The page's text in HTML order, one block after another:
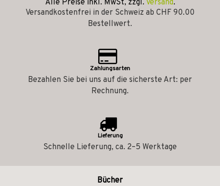
Alle Preise inkl. MwSt, zzgl. Versand.
Versandkostenfrei in der Schweiz ab CHF 90.00
Bestellwert.
Zahlungsarten
Bezahlen Sie bei uns auf die sicherste Art: per
Rechnung.
Lieferung
Schnelle Lieferung, ca. 2–5 Werktage
Bücher